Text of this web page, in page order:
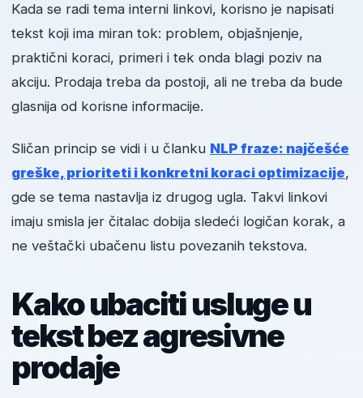
Kada se radi tema interni linkovi, korisno je napisati
tekst koji ima miran tok: problem, objašnjenje,
praktični koraci, primeri i tek onda blagi poziv na
akciju. Prodaja treba da postoji, ali ne treba da bude
glasnija od korisne informacije.
Sličan princip se vidi i u članku NLP fraze: najčešće
greške, prioriteti i konkretni koraci optimizacije,
gde se tema nastavlja iz drugog ugla. Takvi linkovi
imaju smisla jer čitalac dobija sledeći logičan korak, a
ne veštački ubačenu listu povezanih tekstova.
Kako ubaciti usluge u
tekst bez agresivne
prodaje